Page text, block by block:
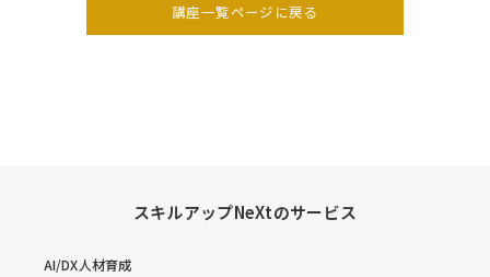
講座一覧ページに戻る
スキルアップNeXtのサービス
AI/DX人材育成